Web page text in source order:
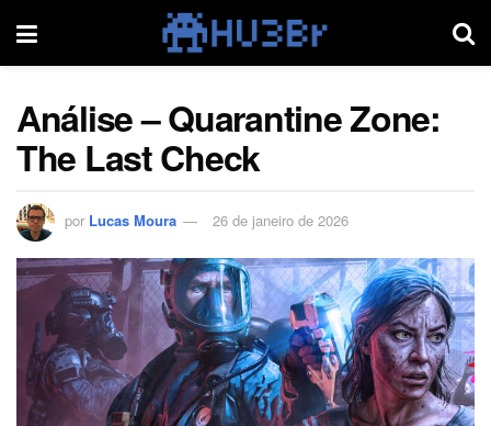
Análise – Quarantine Zone:
The Last Check
por Lucas Moura 26 de janeiro de 2026